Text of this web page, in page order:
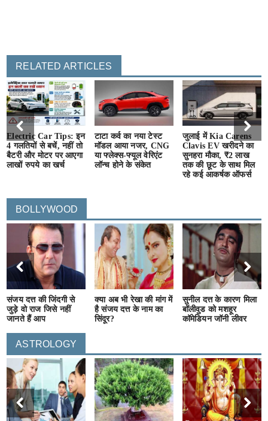
RELATED ARTICLES
Electric Car Tips: इन
4 गलतियों से बचें, नहीं तो
बैटरी और मोटर पर आएगा
लाखों रुपये का खर्च
टाटा कर्व का नया टेस्ट
मॉडल आया नजर, CNG
या फ्लेक्स-फ्यूल वेरिएंट
लॉन्च होने के संकेत
जुलाई में Kia Carens
Clavis EV खरीदने का
सुनहरा मौका, ₹2 लाख
तक की छूट के साथ मिल
रहे कई आकर्षक ऑफर्स
BOLLYWOOD
संजय दत्त की जिंदगी से
जुड़े वो राज जिसे नहीं
जानते हैं आप
क्या अब भी रेखा की मांग में
है संजय दत्त के नाम का
सिंदूर?
सुनील दत्त के कारण मिला
बॉलीवुड को मशहूर
कॉमेडियन जॉनी लीवर
ASTROLOGY